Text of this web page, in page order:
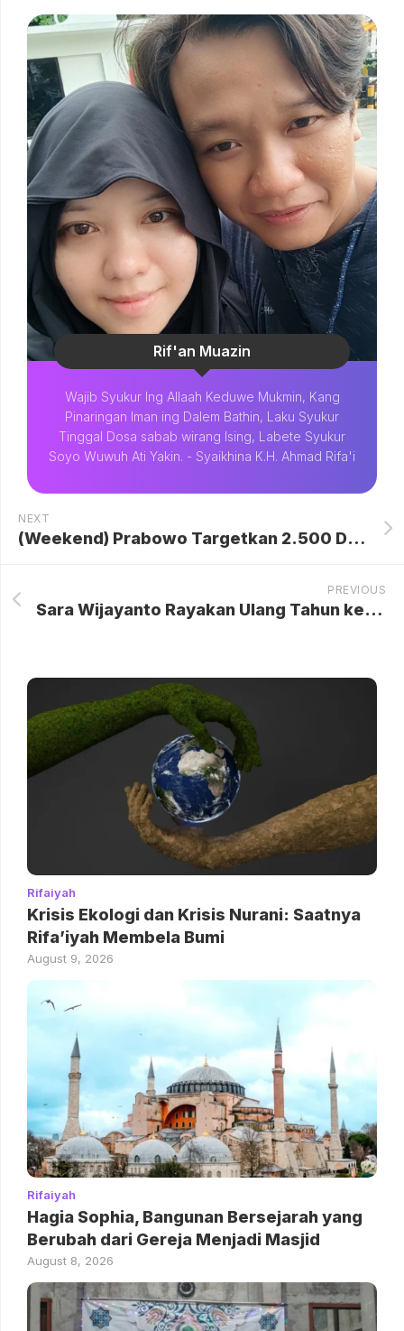
Rif'an Muazin
Wajib Syukur Ing Allaah Keduwe Mukmin, Kang
Pinaringan Iman ing Dalem Bathin, Laku Syukur
Tinggal Dosa sabab wirang Ising, Labete Syukur
Soyo Wuwuh Ati Yakin. - Syaikhina K.H. Ahmad Rifa'i
NEXT
(Weekend) Prabowo Targetkan 2.500 Desa Merdeka Sinyal Internet di 2026
PREVIOUS
Sara Wijayanto Rayakan Ulang Tahun ke-47 dengan Momen Penuh Kejutan dan Makna Mendalam
Rifaiyah
Krisis Ekologi dan Krisis Nurani: Saatnya
Rifa’iyah Membela Bumi
August 9, 2026
Rifaiyah
Hagia Sophia, Bangunan Bersejarah yang
Berubah dari Gereja Menjadi Masjid
August 8, 2026